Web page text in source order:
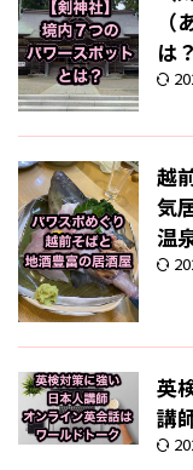
は？
越
気
温
英
講